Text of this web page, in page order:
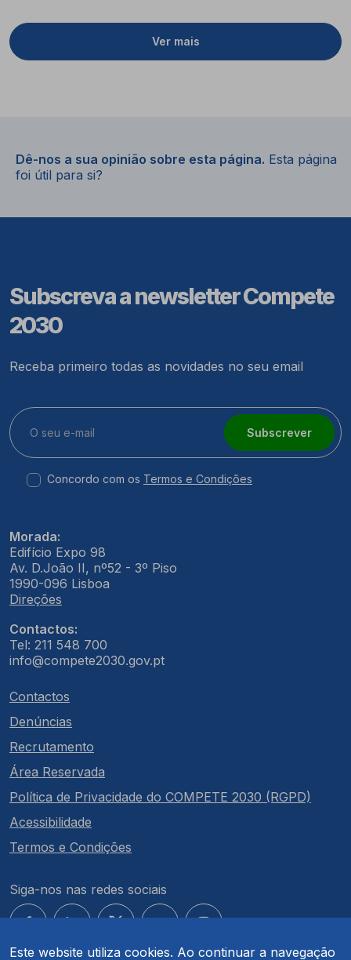
Este website utiliza cookies. Ao continuar a navegação
Ver mais
Dê-nos a sua opinião sobre esta página. Esta página
foi útil para si?
Subscreva a newsletter Compete
2030
Receba primeiro todas as novidades no seu email
Subscrever
Concordo com os Termos e Condições
Morada:
Edifício Expo 98
Av. D.João II, nº52 - 3º Piso
1990-096 Lisboa
Direções
Contactos:
Tel: 211 548 700
info@compete2030.gov.pt
Contactos
Denúncias
Recrutamento
Área Reservada
Política de Privacidade do COMPETE 2030 (RGPD)
Acessibilidade
Termos e Condições
Siga-nos nas redes sociais